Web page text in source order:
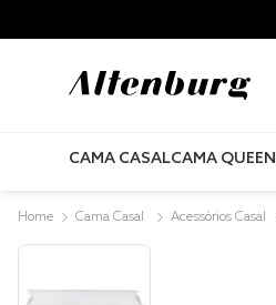
CAMA CASALCAMA QUEEN
Cama Casal Acessórios Casal